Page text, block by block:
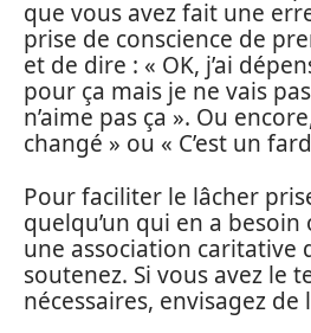
que vous avez fait une
prise de conscience de
et de dire : « OK, j’ai
pour ça mais je ne vais pas
n’aime pas ça ». Ou
changé » ou « C’est un
Pour faciliter le lâcher
quelqu’un qui en a
une association caritative
soutenez. Si vous avez le
nécessaires, envisagez